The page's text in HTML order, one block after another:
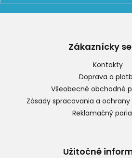
Z
Zákaznícky
Kontakty
Doprava a
Všeobecné obchodné
Zásady spracovania a
Reklamačný
Užitočné